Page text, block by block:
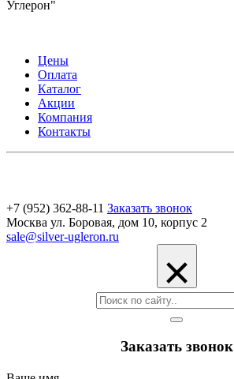
Углерон"
Цены
Оплата
Каталог
Акции
Компания
Контакты
+7 (952) 362-88-11 Заказать звонок
Москва ул. Боровая, дом 10, корпус 2
sale@silver-ugleron.ru
×
Заказать звонок